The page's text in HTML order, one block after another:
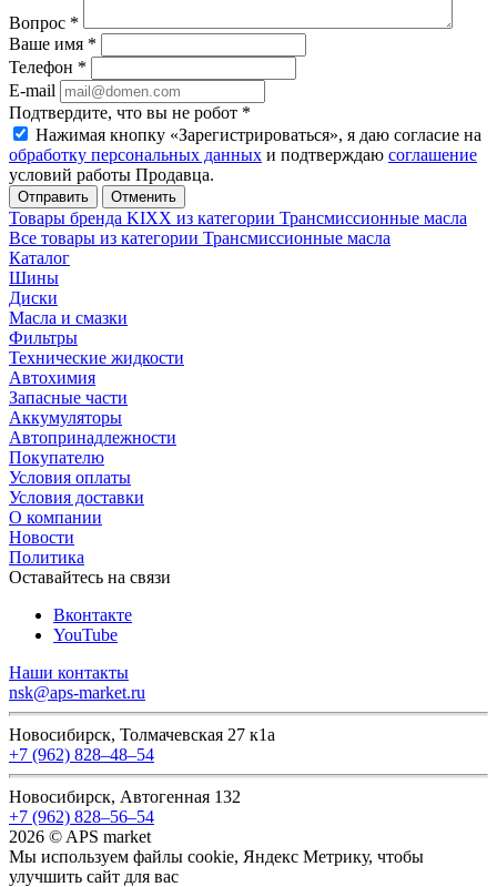
Вопрос *
Ваше имя *
Телефон *
E-mail
Подтвердите, что вы не робот *
Нажимая кнопку «Зарегистрироваться», я даю согласие на
обработку персональных данных и подтверждаю соглашение
условий работы Продавца.
Отменить
Товары бренда KIXX из категории Трансмиссионные масла
Все товары из категории Трансмиссионные масла
Каталог
Шины
Диски
Масла и смазки
Фильтры
Технические жидкости
Автохимия
Запасные части
Аккумуляторы
Автопринадлежности
Покупателю
Условия оплаты
Условия доставки
О компании
Новости
Политика
Оставайтесь на связи
Вконтакте
YouTube
Наши контакты
nsk@aps-market.ru
Новосибирск, Толмачевская 27 к1а
+7 (962) 828‒48‒54
Новосибирск, Автогенная 132
+7 (962) 828‒56‒54
2026 © APS market
Мы используем файлы cookie, Яндекс Метрику, чтобы
улучшить сайт для вас